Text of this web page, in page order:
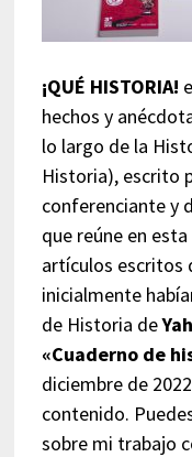
¡QUÉ HISTORIA!
hechos y
lo largo de la
Historia), escrito
conferenciante y
que reúne en
artículos escritos
inicialmente
de Historia de
«Cuaderno de
diciembre de
contenido.
sobre mi trabajo